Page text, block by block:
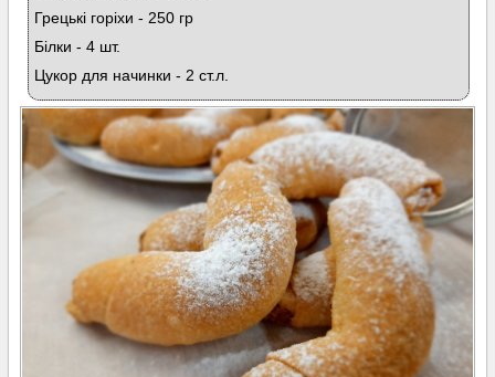
Грецькі горіхи - 250 гр
Білки - 4 шт.
Цукор для начинки - 2 ст.л.